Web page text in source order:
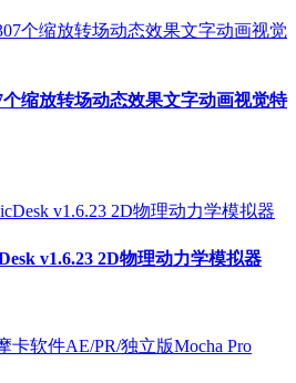
个缩放转场动态效果文字动画视觉特
v1.6.23 2D物理动力学模拟器